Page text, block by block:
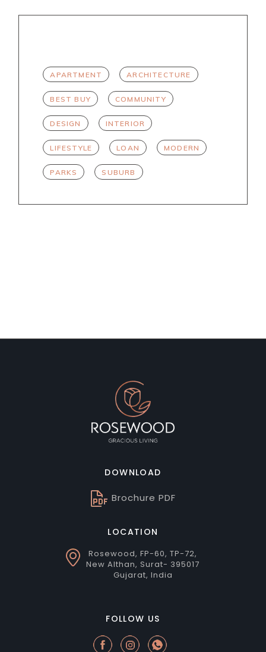
APARTMENT ARCHITECTURE
BEST BUY COMMUNITY
DESIGN INTERIOR
LIFESTYLE LOAN MODERN
PARKS SUBURB
DOWNLOAD
Brochure PDF
LOCATION
Rosewood, FP-60, TP-72,
New Althan, Surat- 395017
Gujarat, India
FOLLOW US